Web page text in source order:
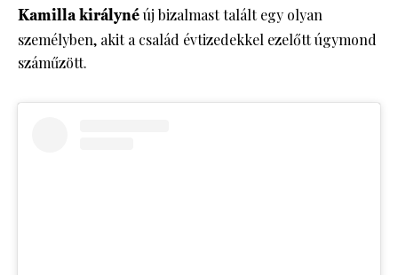
Kamilla királynéúj bizalmast talált egy olyan
személyben, akit a család évtizedekkel ezelőtt úgymond
száműzött.